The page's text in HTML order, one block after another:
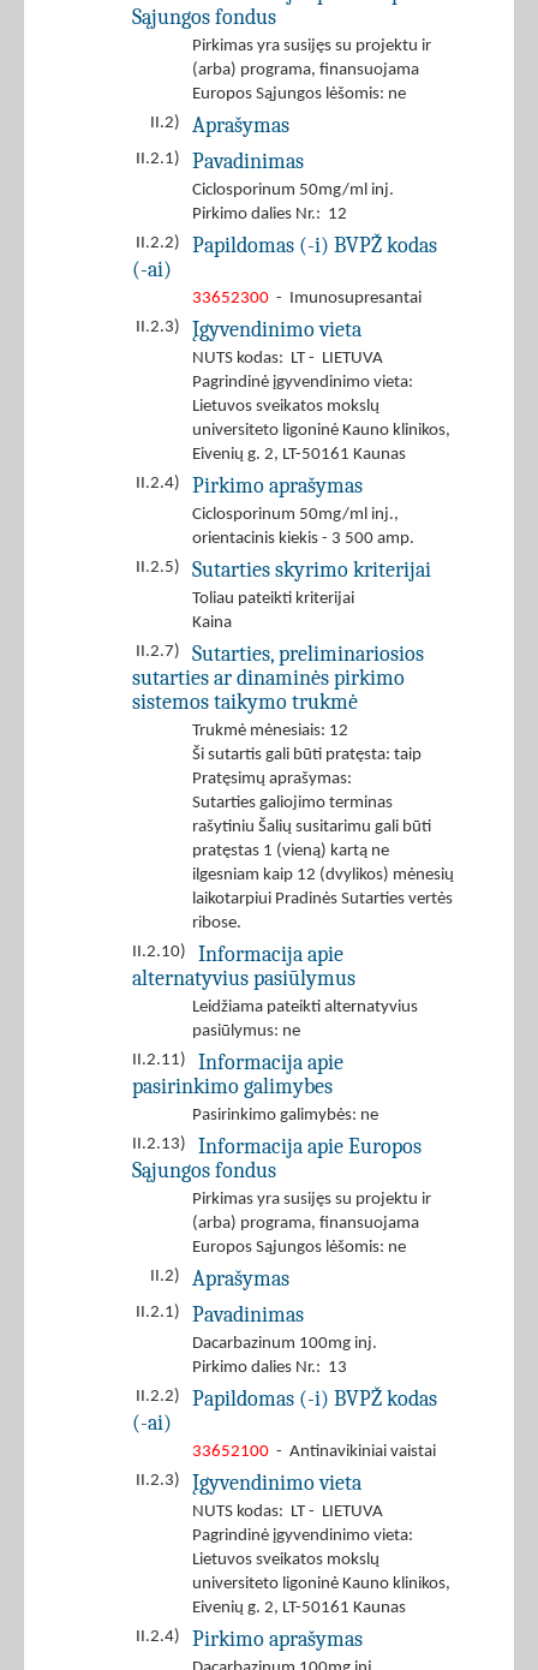
Sąjungos fondus
Pirkimas yra susijęs su projektu ir
(arba) programa, finansuojama
Europos Sąjungos lėšomis: ne
II.2)
Aprašymas
II.2.1) Pavadinimas
Ciclosporinum 50mg/ml inj.
Pirkimo dalies Nr.: 12
II.2.2)
Papildomas (-i) BVPŽ kodas
(-ai)
33652300 - Imunosupresantai
II.2.3)
Įgyvendinimo vieta
NUTS kodas: LT - LIETUVA
Pagrindinė įgyvendinimo vieta:
Lietuvos sveikatos mokslų
universiteto ligoninė Kauno klinikos,
Eivenių g. 2, LT-50161 Kaunas
II.2.4)
Pirkimo aprašymas
Ciclosporinum 50mg/ml inj.,
orientacinis kiekis - 3 500 amp.
II.2.5)
Sutarties skyrimo kriterijai
Toliau pateikti kriterijai
Kaina
II.2.7)
Sutarties, preliminariosios
sutarties ar dinaminės pirkimo
sistemos taikymo trukmė
Trukmė mėnesiais: 12
Ši sutartis gali būti pratęsta: taip
Pratęsimų aprašymas:
Sutarties galiojimo terminas
rašytiniu Šalių susitarimu gali būti
pratęstas 1 (vieną) kartą ne
ilgesniam kaip 12 (dvylikos) mėnesių
laikotarpiui Pradinės Sutarties vertės
ribose.
II.2.10)
Informacija apie
alternatyvius pasiūlymus
Leidžiama pateikti alternatyvius
pasiūlymus: ne
II.2.11)
Informacija apie
pasirinkimo galimybes
Pasirinkimo galimybės: ne
II.2.13)
Informacija apie Europos
Sąjungos fondus
Pirkimas yra susijęs su projektu ir
(arba) programa, finansuojama
Europos Sąjungos lėšomis: ne
II.2)
Aprašymas
II.2.1) Pavadinimas
Dacarbazinum 100mg inj.
Pirkimo dalies Nr.: 13
II.2.2)
Papildomas (-i) BVPŽ kodas
(-ai)
33652100 - Antinavikiniai vaistai
II.2.3)
Įgyvendinimo vieta
NUTS kodas: LT - LIETUVA
Pagrindinė įgyvendinimo vieta:
Lietuvos sveikatos mokslų
universiteto ligoninė Kauno klinikos,
Eivenių g. 2, LT-50161 Kaunas
II.2.4)
Pirkimo aprašymas